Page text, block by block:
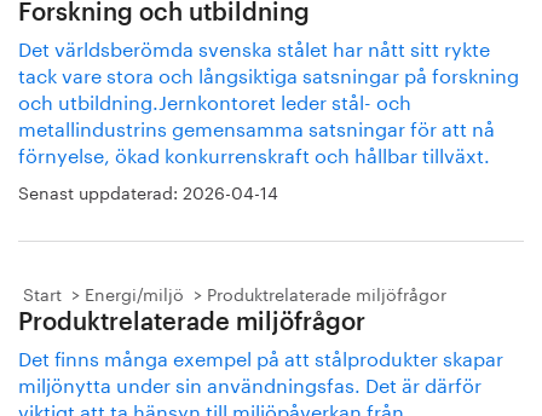
Forskning och utbildning
Det världsberömda svenska stålet har nått sitt rykte
tack vare stora och långsiktiga satsningar på forskning
och utbildning.Jernkontoret leder stål- och
metallindustrins gemensamma satsningar för att nå
förnyelse, ökad konkurrenskraft och hållbar tillväxt.
Senast uppdaterad: 2026-04-14
Start Energi/miljö Produktrelaterade miljöfrågor
Produktrelaterade miljöfrågor
Det finns många exempel på att stålprodukter skapar
miljönytta under sin användningsfas. Det är därför
viktigt att ta hänsyn till miljöpåverkan från